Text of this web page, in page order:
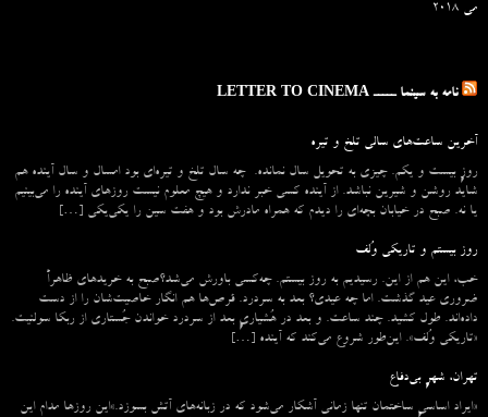
می 2018
نامه به سینما ـــــ LETTER TO CINEMA
آخرین ساعت‌های سالی تلخ و تیره
روزِ بیست و یکم. چیزی به تحویل سال نمانده. چه سال تلخ و تیره‌ای بود امسال و سال آینده هم
شاید روشن و شیرین نباشد. از آینده کسی خبر ندارد و هیچ معلوم نیست روزهای آینده را می‌بینیم
یا نه. صبح در خیابان بچه‌ای را دیدم که همراه مادرش بود و هفت سین را یکی‌یکی […]
روز بیستم و تاریکی وُلف
خب، این هم از این. رسیدیم به روز بیستم. چه‌کسی باورش می‌شد؟صبح به خریدهای ظاهراً
ضروری عید گذشت. اما چه عیدی؟ بعد به سردرد. قرص‌ها هم انگار خاصیت‌شان را از دست
داده‌اند. طول کشید. چند ساعت. و بعد در هُشیاریِ بعد از سردرد خواندن جُستاری از ربکا سولنیت.
«تاریکی وُلف». این‌طور شروع می‌‌کند که آینده […]
تهران، شهرِ بی‌دفاع
«ایراد اساسیِ ساختمان تنها زمانی آشکار می‌شود که در زبانه‌‌های آتش بسوزد.»این روزها مدام این